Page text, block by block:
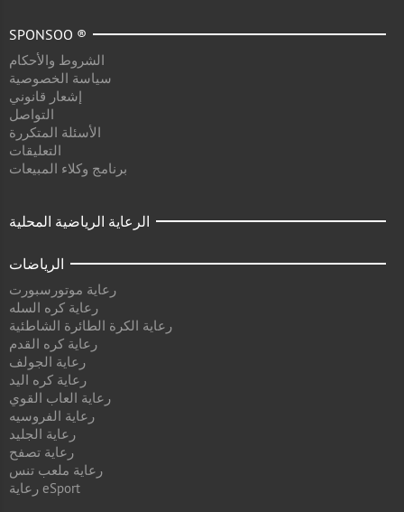
SPONSOO ®
الشروط والأحكام
سياسة الخصوصية
إشعار قانوني
التواصل
الأسئلة المتكررة
التعليقات
برنامج وكلاء المبيعات
الرعاية الرياضية المحلية
الرياضات
رعاية موتورسبورت
رعاية كره السله
رعاية الكرة الطائرة الشاطئية
رعاية كره القدم
رعاية الجولف
رعاية كره اليد
رعاية العاب القوي
رعاية الفروسيه
رعاية الجليد
رعاية تصفح
رعاية ملعب تنس
رعاية eSport